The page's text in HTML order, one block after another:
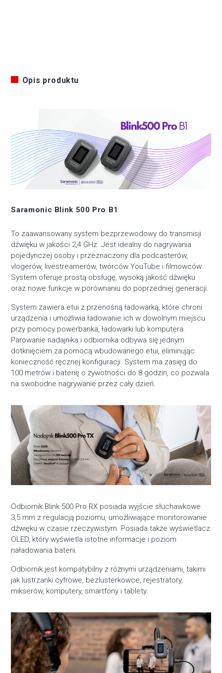
Opis produktu
Saramonic Blink 500 Pro B1
To zaawansowany system bezprzewodowy do transmisji
dźwięku w jakości 2,4 GHz. Jest idealny do nagrywania
pojedynczej osoby i przeznaczony dla podcasterów,
vlogerów, livestreamerów, twórców YouTube i filmowców.
System oferuje prostą obsługę, wysoką jakość dźwięku
oraz nowe funkcje w porównaniu do poprzedniej generacji.
System zawiera etui z przenośną ładowarką, które chroni
urządzenia i umożliwia ładowanie ich w dowolnym miejscu
przy pomocy powerbanka, ładowarki lub komputera.
Parowanie nadajnika i odbiornika odbywa się jednym
dotknięciem za pomocą wbudowanego etui, eliminując
konieczność ręcznej konfiguracji. System ma zasięg do
100 metrów i baterię o żywotności do 8 godzin, co pozwala
na swobodne nagrywanie przez cały dzień.
Odbiornik Blink 500 Pro RX posiada wyjście słuchawkowe
3,5 mm z regulacją poziomu, umożliwiające monitorowanie
dźwięku w czasie rzeczywistym. Posiada także wyświetlacz
OLED, który wyświetla istotne informacje i poziom
naładowania baterii.
Odbiornik jest kompatybilny z różnymi urządzeniami, takimi
jak lustrzanki cyfrowe, bezlusterkowce, rejestratory,
mikserów, komputery, smartfony i tablety.